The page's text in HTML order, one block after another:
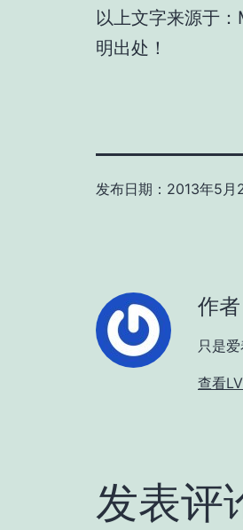
以上文字来源于
明出处！
发布日期： 2013年5月
作
只是
查看
发表评